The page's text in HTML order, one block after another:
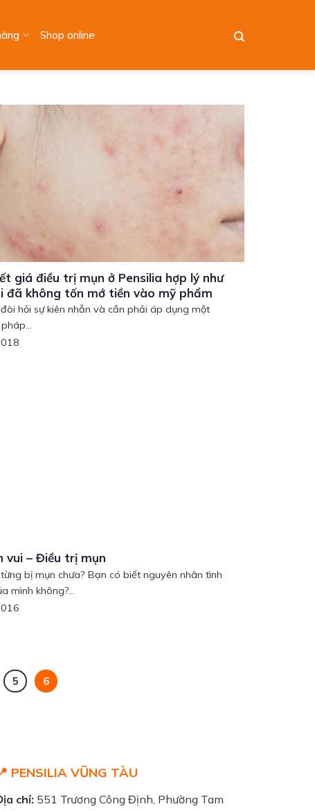
Shop online
giá điều trị mụn ở Pensilia hợp lý như
đã không tốn mớ tiền vào mỹ phẩm
hỏi sự kiên nhẫn và cần phải áp dụng một
vui – Điều trị mụn
bị mụn chưa? Bạn có biết nguyên nhân tình
mình không?...
5 6
PENSILIA VŨNG TÀU
chỉ: 551 Trương Công Định, Phường Tam